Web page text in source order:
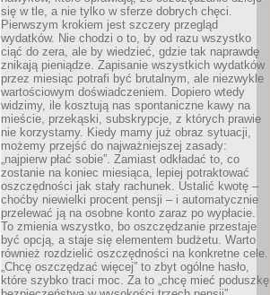
się w tle, a nie tylko w sferze dobrych chęci.
Pierwszym krokiem jest szczery przegląd
wydatków. Nie chodzi o to, by od razu wszystko
ciąć do zera, ale by wiedzieć, gdzie tak naprawdę
znikają pieniądze. Zapisanie wszystkich wydatków
przez miesiąc potrafi być brutalnym, ale niezwykle
wartościowym doświadczeniem. Dopiero wtedy
widzimy, ile kosztują nas spontaniczne kawy na
mieście, przekąski, subskrypcje, z których prawie
nie korzystamy. Kiedy mamy już obraz sytuacji,
możemy przejść do najważniejszej zasady:
„najpierw płać sobie”. Zamiast odkładać to, co
zostanie na koniec miesiąca, lepiej potraktować
oszczędności jak stały rachunek. Ustalić kwotę –
choćby niewielki procent pensji – i automatycznie
przelewać ją na osobne konto zaraz po wypłacie.
To zmienia wszystko, bo oszczędzanie przestaje
być opcją, a staje się elementem budżetu. Warto
również rozdzielić oszczędności na konkretne cele.
„Chcę oszczędzać więcej” to zbyt ogólne hasło,
które szybko traci moc. Za to „chcę mieć poduszkę